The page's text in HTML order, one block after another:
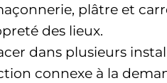
plâtre et
des lieux.
dans plusieurs
connexe à la